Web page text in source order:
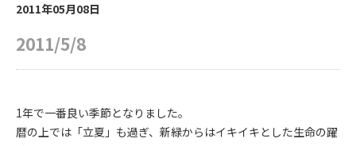
2011年05月08日
2011/5/8
1年で一番良い季節となりました。
暦の上では「立夏」も過ぎ、新緑からはイキイキとした生命の躍